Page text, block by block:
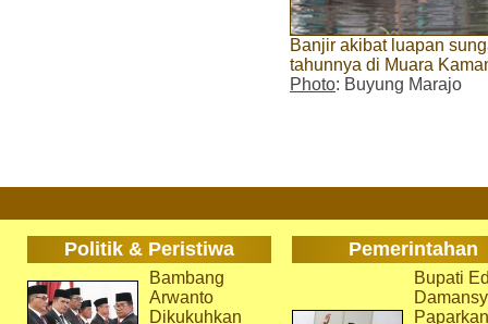
Banjir akibat luapan
tahunnya di Muara
Photo: Buyung Marajo
Politik & Peristiwa Pemerintahan
Bambang
Arwanto
Dikukuhkan
Bupati
Paparkan